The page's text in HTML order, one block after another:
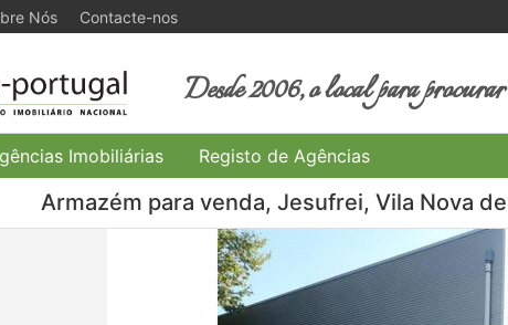
Nós Contacte-nos
Desde 2006, o local para
Imobiliárias Registo de Agências
Armazém para venda, Jesufrei, Vila Nova